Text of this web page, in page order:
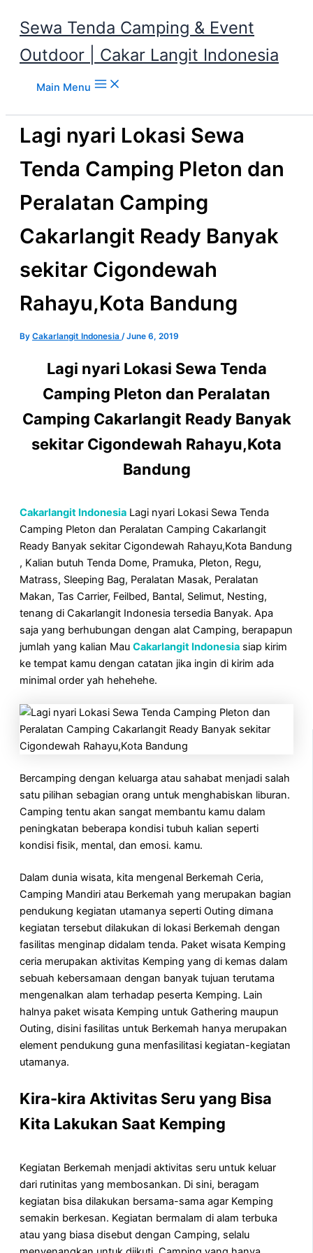
Sewa Tenda Camping & Event
Outdoor | Cakar Langit Indonesia
Main Menu
Lagi nyari Lokasi Sewa
Tenda Camping Pleton dan
Peralatan Camping
Cakarlangit Ready Banyak
sekitar Cigondewah
Rahayu,Kota Bandung
By Cakarlangit Indonesia /June 6, 2019
Lagi nyari Lokasi Sewa Tenda
Camping Pleton dan Peralatan
Camping Cakarlangit Ready Banyak
sekitar Cigondewah Rahayu,Kota
Bandung
Cakarlangit Indonesia Lagi nyari Lokasi Sewa Tenda
Camping Pleton dan Peralatan Camping Cakarlangit
Ready Banyak sekitar Cigondewah Rahayu,Kota Bandung
, Kalian butuh Tenda Dome, Pramuka, Pleton, Regu,
Matrass, Sleeping Bag, Peralatan Masak, Peralatan
Makan, Tas Carrier, Feilbed, Bantal, Selimut, Nesting,
tenang di Cakarlangit Indonesia tersedia Banyak. Apa
saja yang berhubungan dengan alat Camping, berapapun
jumlah yang kalian Mau Cakarlangit Indonesia siap kirim
ke tempat kamu dengan catatan jika ingin di kirim ada
minimal order yah hehehehe.
Bercamping dengan keluarga atau sahabat menjadi salah
satu pilihan sebagian orang untuk menghabiskan liburan.
Camping tentu akan sangat membantu kamu dalam
peningkatan beberapa kondisi tubuh kalian seperti
kondisi fisik, mental, dan emosi. kamu.
Dalam dunia wisata, kita mengenal Berkemah Ceria,
Camping Mandiri atau Berkemah yang merupakan bagian
pendukung kegiatan utamanya seperti Outing dimana
kegiatan tersebut dilakukan di lokasi Berkemah dengan
fasilitas menginap didalam tenda. Paket wisata Kemping
ceria merupakan aktivitas Kemping yang di kemas dalam
sebuah kebersamaan dengan banyak tujuan terutama
mengenalkan alam terhadap peserta Kemping. Lain
halnya paket wisata Kemping untuk Gathering maupun
Outing, disini fasilitas untuk Berkemah hanya merupakan
element pendukung guna menfasilitasi kegiatan-kegiatan
utamanya.
Kira-kira Aktivitas Seru yang Bisa
Kita Lakukan Saat Kemping
Kegiatan Berkemah menjadi aktivitas seru untuk keluar
dari rutinitas yang membosankan. Di sini, beragam
kegiatan bisa dilakukan bersama-sama agar Kemping
semakin berkesan. Kegiatan bermalam di alam terbuka
atau yang biasa disebut dengan Camping, selalu